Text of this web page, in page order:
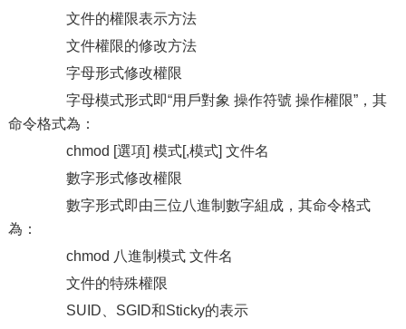
文件的權限表示方法
文件權限的修改方法
字母形式修改權限
字母模式形式即“用戶對象 操作符號 操作權限”，其
命令格式為：
chmod [選項] 模式[,模式] 文件名
數字形式修改權限
數字形式即由三位八進制數字組成，其命令格式
為：
chmod 八進制模式 文件名
文件的特殊權限
SUID、SGID和Sticky的表示